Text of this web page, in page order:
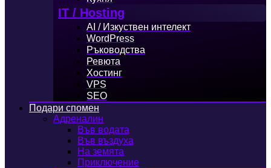
IT / Hosting
AI / Изкуствен интелект
WordPress
Ръководства
Ревюта
Хостинг
VPS
SEO
Подари спомен
Адреналин
Във водата
Във въздуха
На земята
Приключение